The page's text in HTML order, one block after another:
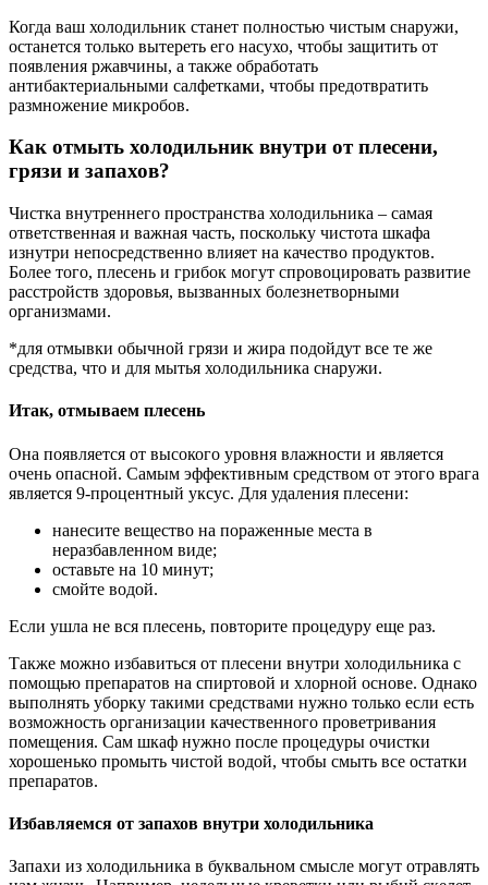
Когда ваш холодильник станет полностью чистым снаружи,
останется только вытереть его насухо, чтобы защитить от
появления ржавчины, а также обработать
антибактериальными салфетками, чтобы предотвратить
размножение микробов.
Как отмыть холодильник внутри от плесени,
грязи и запахов?
Чистка внутреннего пространства холодильника – самая
ответственная и важная часть, поскольку чистота шкафа
изнутри непосредственно влияет на качество продуктов.
Более того, плесень и грибок могут спровоцировать развитие
расстройств здоровья, вызванных болезнетворными
организмами.
*для отмывки обычной грязи и жира подойдут все те же
средства, что и для мытья холодильника снаружи.
Итак, отмываем плесень
Она появляется от высокого уровня влажности и является
очень опасной. Самым эффективным средством от этого врага
является 9-процентный уксус. Для удаления плесени:
нанесите вещество на пораженные места в
неразбавленном виде;
оставьте на 10 минут;
смойте водой.
Если ушла не вся плесень, повторите процедуру еще раз.
Также можно избавиться от плесени внутри холодильника с
помощью препаратов на спиртовой и хлорной основе. Однако
выполнять уборку такими средствами нужно только если есть
возможность организации качественного проветривания
помещения. Сам шкаф нужно после процедуры очистки
хорошенько промыть чистой водой, чтобы смыть все остатки
препаратов.
Избавляемся от запахов внутри холодильника
Запахи из холодильника в буквальном смысле могут отравлять